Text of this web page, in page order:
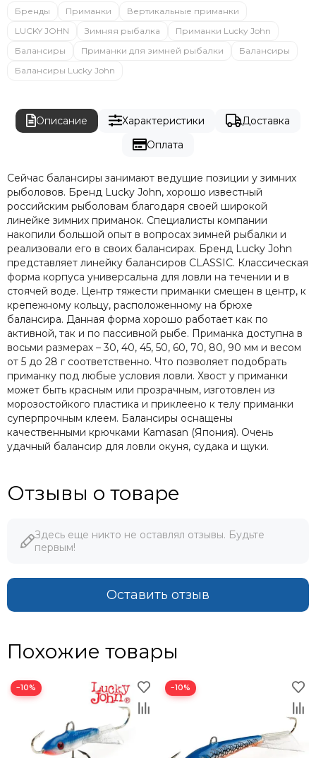
Бренды Приманки
Вертикальные приманки
LUCKY JOHN
Зимняя рыбалка
Приманки Lucky John
Балансиры
Приманки для зимней рыбалки
Балансиры
Балансиры Lucky John
Описание Характеристики
Доставка
Оплата
Сейчас балансиры занимают ведущие позиции у зимних
рыболовов. Бренд Lucky John, хорошо известный
российским рыболовам благодаря своей широкой
линейке зимних приманок. Специалисты компании
накопили большой опыт в вопросах зимней рыбалки и
реализовали его в своих балансирах. Бренд Lucky John
представляет линейку балансиров CLASSIC. Классическая
форма корпуса универсальна для ловли на течении и в
стоячей воде. Центр тяжести приманки смещен в центр, к
крепежному кольцу, расположенному на брюхе
балансира. Данная форма хорошо работает как по
активной, так и по пассивной рыбе. Приманка доступна в
восьми размерах – 30, 40, 45, 50, 60, 70, 80, 90 мм и весом
от 5 до 28 г соответственно. Что позволяет подобрать
приманку под любые условия ловли. Хвост у приманки
может быть красным или прозрачным, изготовлен из
морозостойкого пластика и приклеено к телу приманки
суперпрочным клеем. Балансиры оснащены
качественными крючками Kamasan (Япония). Очень
удачный балансир для ловли окуня, судака и щуки.
Отзывы о товаре
Здесь еще никто не оставлял отзывы. Будьте
первым!
Оставить отзыв
Похожие товары
−10% −10%